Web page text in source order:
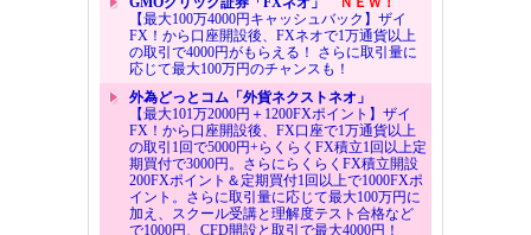
【最大100万4000円キャッシュバック】ザイ
FX！から口座開設後、FXネオで1万通貨以上
の取引で4000円がもらえる！ さらに取引量に
応じて最大100万円のチャンスも！
外為どっとコム「外貨ネクストネオ」
【最大101万2000円＋1200FXポイント】ザイ
FX！から口座開設後、FX口座で1万通貨以上
の取引1回で5000円+らくらくFX積立1回以上定
期買付で3000円。さらにらくらくFX積立開設
200FXポイント＆定期買付1回以上で1000FXポ
イント。さらに取引量に応じて最大100万円に
加え、スクール受講と理解度テスト合格など
で1000円、CFD開設と取引で最大4000円！